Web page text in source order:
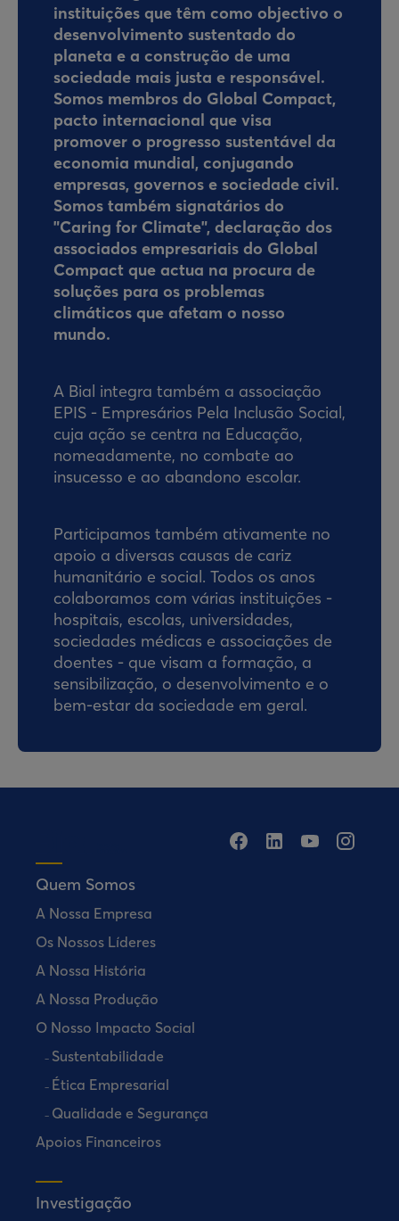
instituições que têm como objectivo o
desenvolvimento sustentado do
planeta e a construção de uma
sociedade mais justa e responsável.
Somos membros do Global Compact,
pacto internacional que visa
promover o progresso sustentável da
economia mundial, conjugando
empresas, governos e sociedade civil.
Somos também signatários do
"Caring for Climate", declaração dos
associados empresariais do Global
Compact que actua na procura de
soluções para os problemas
climáticos que afetam o nosso
mundo.
A Bial integra também a associação
EPIS - Empresários Pela Inclusão Social,
cuja ação se centra na Educação,
nomeadamente, no combate ao
insucesso e ao abandono escolar.
Participamos também ativamente no
apoio a diversas causas de cariz
humanitário e social. Todos os anos
colaboramos com várias instituições -
hospitais, escolas, universidades,
sociedades médicas e associações de
doentes - que visam a formação, a
sensibilização, o desenvolvimento e o
bem-estar da sociedade em geral.
Quem Somos
A Nossa Empresa
Os Nossos Líderes
A Nossa História
A Nossa Produção
O Nosso Impacto Social
Sustentabilidade
Ética Empresarial
Qualidade e Segurança
Apoios Financeiros
Investigação